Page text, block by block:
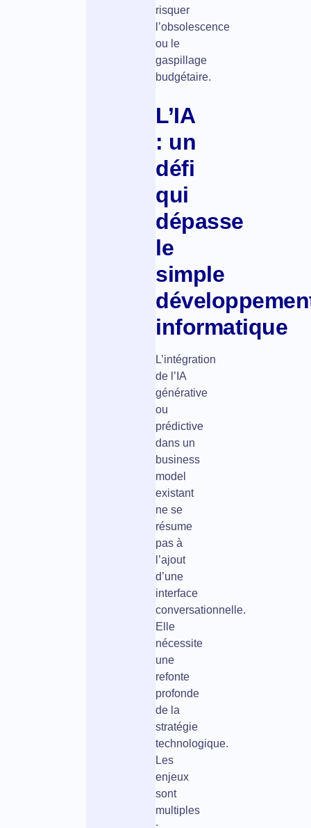
risquer
l’obsolescence
ou le
gaspillage
budgétaire.
L’IA
: un
défi
qui
dépasse
le
simple
informatique
L’intégration
de l’IA
générative
ou
prédictive
dans un
business
model
existant
ne se
résume
pas à
l’ajout
d’une
interface
conversationnelle.
Elle
nécessite
une
refonte
profonde
de la
stratégie
technologique.
Les
enjeux
sont
multiples